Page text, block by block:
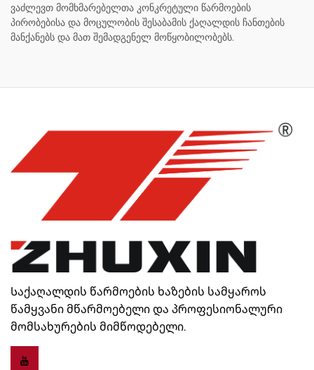
ვაძლევთ მომხმარებელთა კონკრეტული წარმოების
პირობებისა და მოცულობის შესაბამის ქაღალდის ჩანთების
მანქანებს და მათ შემადგენელ მოწყობილობებს.
Საქაღალდის წარმოების ხაზების სამყაროს
წამყვანი მწარმოებელი და პროფესიონალური
მომსახურების მიმწოდებელი.